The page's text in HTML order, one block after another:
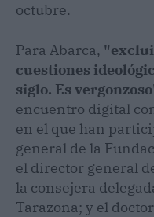
octubre.
Para Abarca,
cuestiones
siglo. Es
encuentro digital
en el que han
general de la
el director general
la consejera
Tarazona; y el